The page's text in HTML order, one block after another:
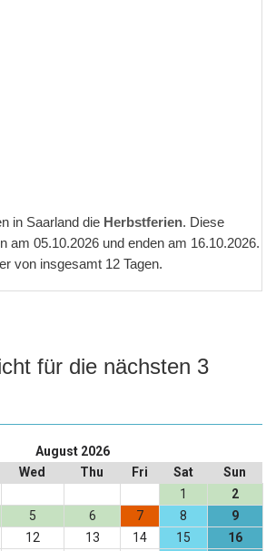
in Saarland die Herbstferien. Diese
am 05.10.2026 und enden am 16.10.2026.
von insgesamt 12 Tagen.
für die nächsten 3
August 2026
Wed Thu Fri Sat
Sun
1
2
5 6 7 8
9
12 13 14 15
16